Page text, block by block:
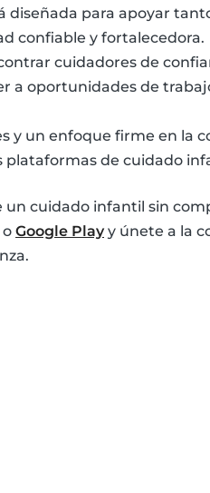
diseñada para apoyar
confiable y fortalecedora.
cuidadores de
a oportunidades de
y un enfoque firme en la
plataformas de cuidado
cuidado infantil sin
o Google Playy únete a la